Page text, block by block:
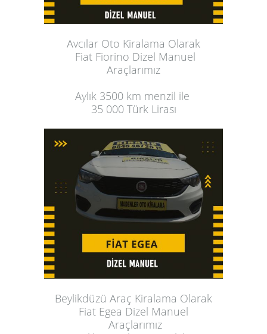
Avcılar Oto Kiralama Olarak
Fiat Fiorino Dizel Manuel
Araçlarımız
Aylık 3500 km menzil ile
35 000 Türk Lirası
Beylikdüzü Araç Kiralama Olarak
Fiat Egea Dizel Manuel
Araçlarımız